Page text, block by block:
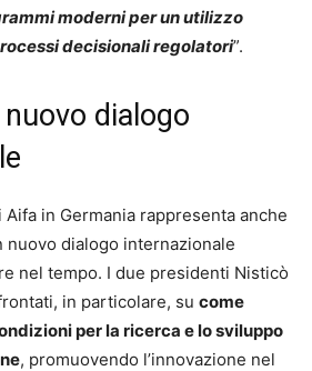
moderni per un utilizzo
decisionali regolatori”.
nuovo dialogo
in Germania rappresenta anche
nuovo dialogo internazionale
nel tempo. I due presidenti Nisticò
in particolare, su come
per la ricerca e lo sviluppo
, promuovendo l’innovazione nel